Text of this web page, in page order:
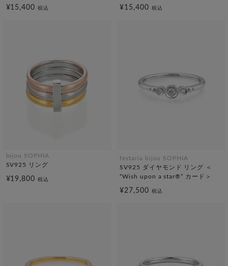
¥15,400税込 ¥15,400 税込
bijou SOPHIA
SV925 リング
¥19,800税込
festaria bijou SOPHIA
SV925 ダイヤモンド リング ＜
“Wish upon a star®” カード＞
¥27,500 税込